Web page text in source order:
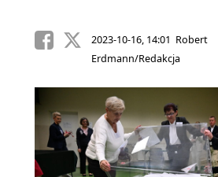
2023-10-16, 14:01 Robert
Erdmann/Redakcja